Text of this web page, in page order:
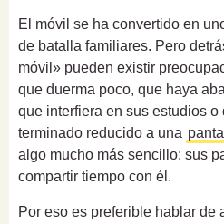
El móvil se ha convertido en
de batalla familiares. Pero
móvil» pueden existir
que duerma poco, que haya
que interfiera en sus estudios o
terminado reducido a una
algo mucho más sencillo: sus
compartir tiempo con él.
Por eso es preferible hablar de